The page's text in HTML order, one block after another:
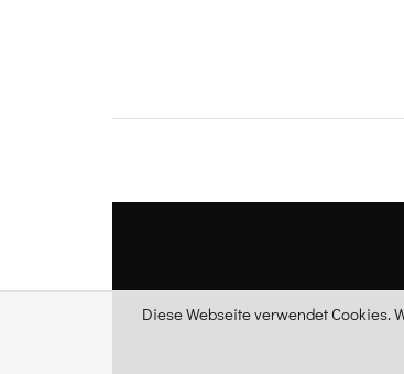
Diese Webseite verwendet Cookies.